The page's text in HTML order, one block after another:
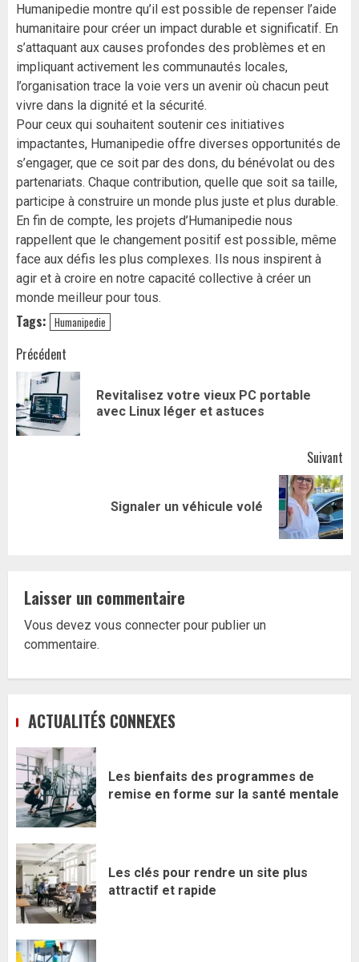
Humanipedie montre qu’il est possible de repenser l’aide
humanitaire pour créer un impact durable et significatif. En
s’attaquant aux causes profondes des problèmes et en
impliquant activement les communautés locales,
l’organisation trace la voie vers un avenir où chacun peut
vivre dans la dignité et la sécurité.
Pour ceux qui souhaitent soutenir ces initiatives
impactantes, Humanipedie offre diverses opportunités de
s’engager, que ce soit par des dons, du bénévolat ou des
partenariats. Chaque contribution, quelle que soit sa taille,
participe à construire un monde plus juste et plus durable.
En fin de compte, les projets d’Humanipedie nous
rappellent que le changement positif est possible, même
face aux défis les plus complexes. Ils nous inspirent à
agir et à croire en notre capacité collective à créer un
monde meilleur pour tous.
Tags: Humanipedie
Navigation
d’article
Précédent
Revitalisez votre vieux PC portable
avec Linux léger et astuces
Suivant
Signaler un véhicule volé
Laisser un commentaire
Vous devez vous connecter pour publier un
commentaire.
ACTUALITÉS CONNEXES
Les bienfaits des programmes de
remise en forme sur la santé mentale
Les clés pour rendre un site plus
attractif et rapide